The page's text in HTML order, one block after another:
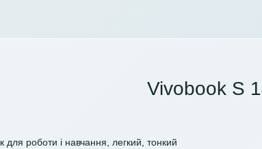
Vivobook S
для роботи і навчання, легкий, тонкий